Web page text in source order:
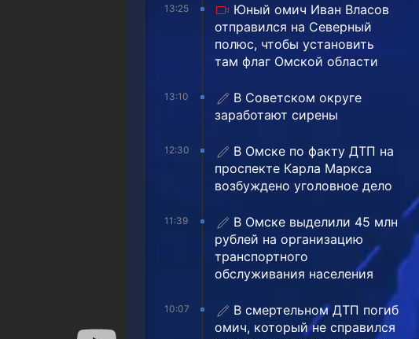
13:25
Юный омич Иван Власов
отправился на Северный
полюс, чтобы установить
там флаг Омской области
13:10
В Советском округе
заработают сирены
12:30
В Омске по факту ДТП на
проспекте Карла Маркса
возбуждено уголовное дело
11:39
В Омске выделили 45 млн
рублей на организацию
транспортного
обслуживания населения
10:07
В смертельном ДТП погиб
омич, который не справился